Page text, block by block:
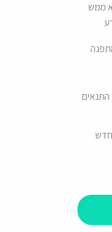
ממש
התנאים
חדש